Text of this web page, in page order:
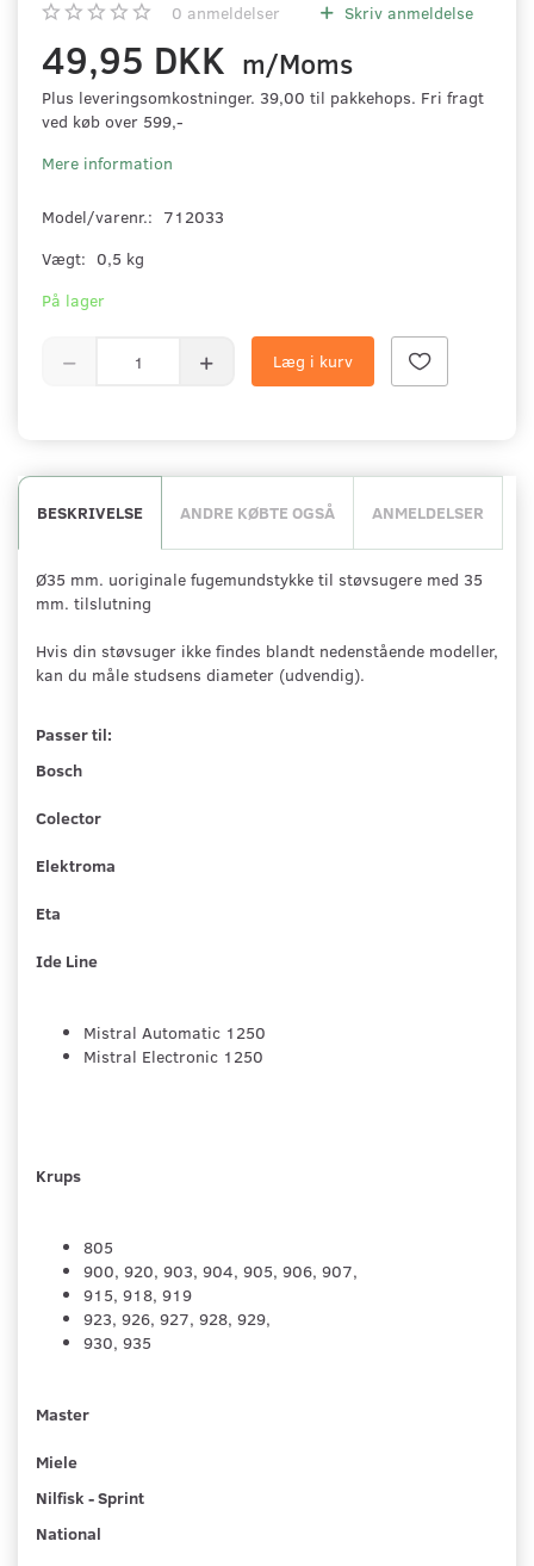
0 anmeldelser Skriv anmeldelse
49,95 DKK m/Moms
Plus leveringsomkostninger. 39,00 til pakkehops. Fri fragt
ved køb over 599,-
Mere information
Model/varenr.: 712033
Vægt: 0,5 kg
På lager
Læg i kurv
BESKRIVELSE ANDRE KØBTE OGSÅ ANMELDELSER
Ø35 mm. uoriginale fugemundstykke til støvsugere med 35
mm. tilslutning
Hvis din støvsuger ikke findes blandt nedenstående modeller,
kan du måle studsens diameter (udvendig).
Passer til:
Bosch
Colector
Elektroma
Eta
Ide Line
Mistral Automatic 1250
Mistral Electronic 1250
Krups
805
900, 920, 903, 904, 905, 906, 907,
915, 918, 919
923, 926, 927, 928, 929,
930, 935
Master
Miele
Nilfisk - Sprint
National